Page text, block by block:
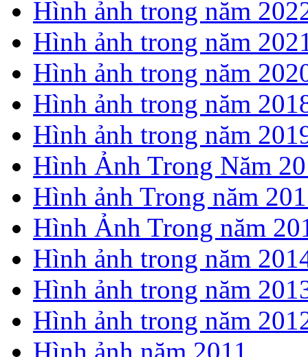
Hình ảnh trong năm
Hình ảnh trong năm
Hình ảnh trong năm
Hình ảnh trong năm
Hình ảnh trong năm
Hình Ảnh Trong Năm
Hình ảnh Trong năm
Hình Ảnh Trong năm
Hình ảnh trong năm
Hình ảnh trong năm
Hình ảnh trong năm